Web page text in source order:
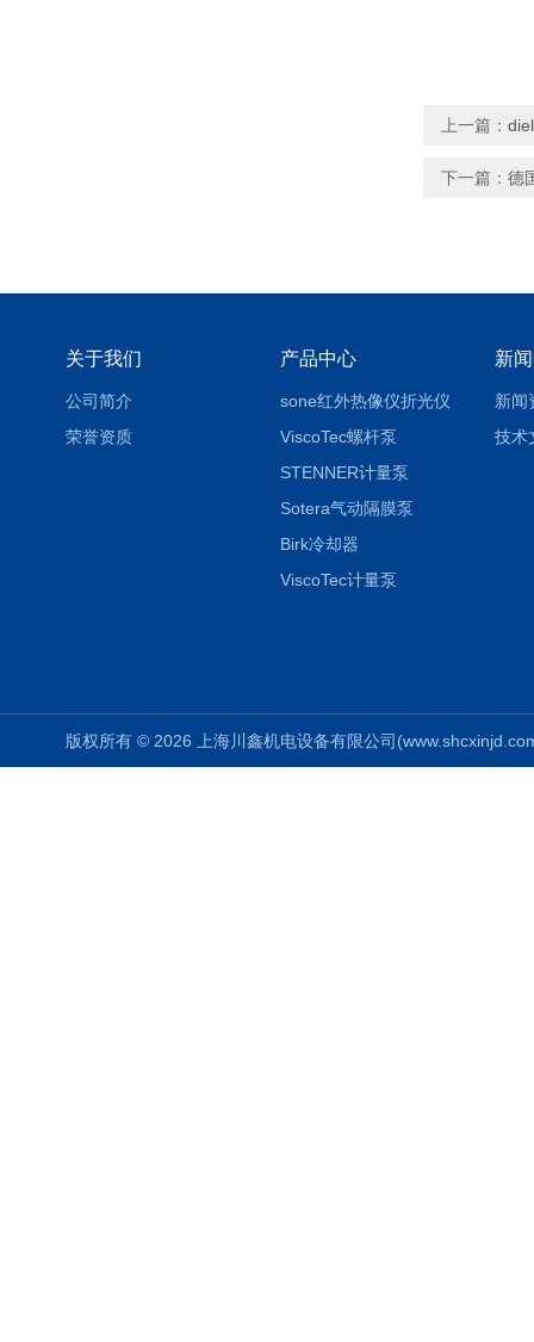
上一篇：
下一篇： 德
关于我们
公司简介
荣誉资质
产品中心
sone红外热像仪折光仪
ViscoTec螺杆泵
STENNER计量泵
Sotera气动隔膜泵
Birk冷却器
ViscoTec计量泵
新
新闻
技术
版权所有 © 2026 上海川鑫机电设备有限公司